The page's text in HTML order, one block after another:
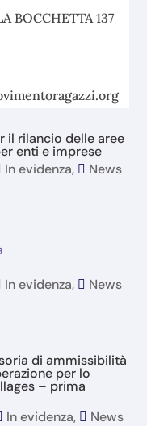
BOCCHETTA 137
il rilancio delle aree
enti e imprese
In evidenza, News
In evidenza, News
di ammissibilità
per lo
– prima
In evidenza, News